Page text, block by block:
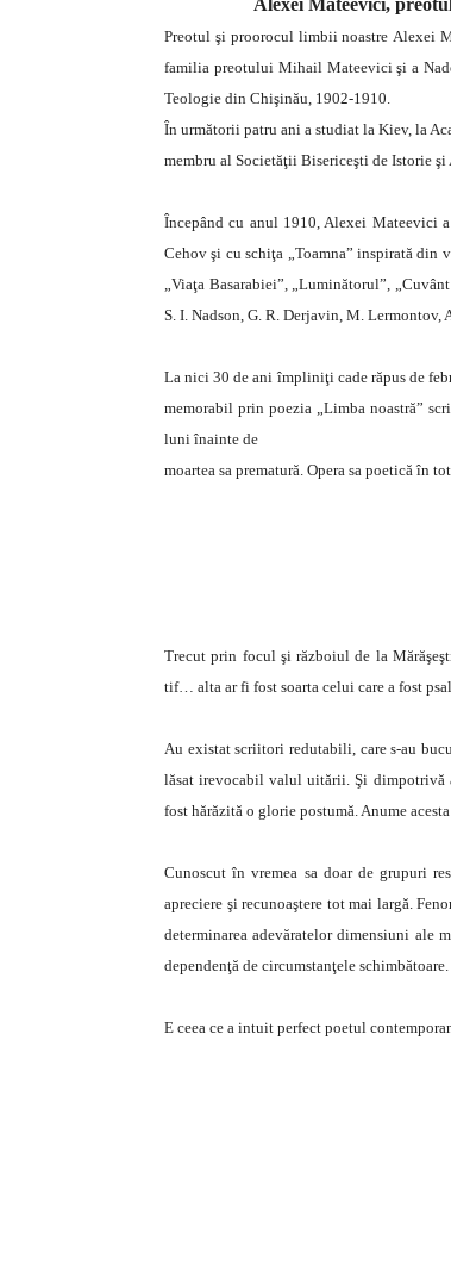
Alexei Mateevici,
Preotul şi proorocul limbii noastre Alexei
familia preotului Mihail Mateevici şi a
Teologie din Chişinău, 1902-1910.
În următorii patru ani a studiat la Kiev, la
membru al Societăţii Bisericeşti de Istorie şi
Începând cu anul 1910, Alexei Mateevici
Cehov şi cu schiţa „Toamna” inspirată din
„Viaţa Basarabiei”, „Luminătorul”,
S. I. Nadson, G. R. Derjavin, M.
La nici 30 de ani împliniţi cade răpus de
memorabil prin poezia „Limba noastră”
luni înainte de
moartea sa prematură. Opera sa poetică în
Trecut prin focul şi războiul de la
tif… alta ar fi fost soarta celui care a fost
Au existat scriitori redutabili, care s-au
lăsat irevocabil valul uitării. Şi dimpotrivă
fost hărăzită o glorie postumă. Anume
Cunoscut în vremea sa doar de grupuri
apreciere şi recunoaştere tot mai largă.
determinarea adevăratelor dimensiuni ale
dependenţă de circumstanţele schimbătoare.
E ceea ce a intuit perfect poetul